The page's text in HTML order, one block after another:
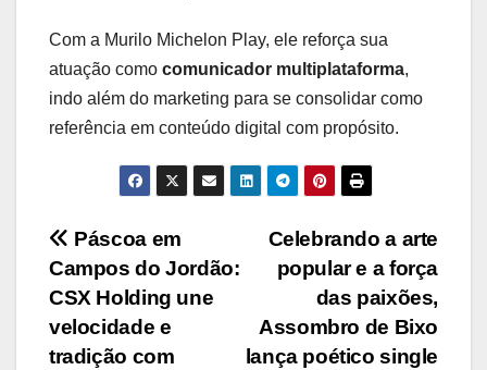
Com a Murilo Michelon Play, ele reforça sua
atuação como comunicador multiplataforma,
indo além do marketing para se consolidar como
referência em conteúdo digital com propósito.
Navegação
de
Post
Celebrando a arte
popular e a força
das paixões,
Assombro de Bixo
lança poético single
Páscoa em
Campos do Jordão:
CSX Holding une
velocidade e
tradição com